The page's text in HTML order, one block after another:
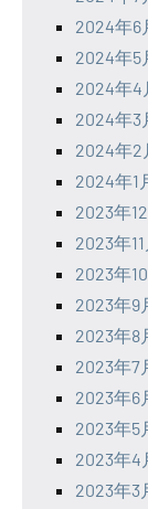
2024年6
2024年5
2024年4
2024年3
2024年2
2024年1
2023年
2023年11
2023年
2023年9
2023年8
2023年7
2023年6
2023年5
2023年4
2023年3